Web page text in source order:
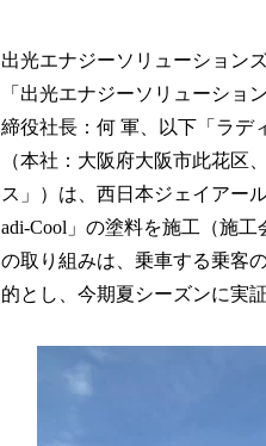
出光エナジーソリューション
「出光エナジーソリューショ
締役社長：何 軍、以下「ラデ
（本社：大阪府大阪市此花
ス」）は、西日本ジェイアー
adi-Cool」の塗料を施工（施
の取り組みは、乗車する乗客
的とし、今期夏シーズンに実